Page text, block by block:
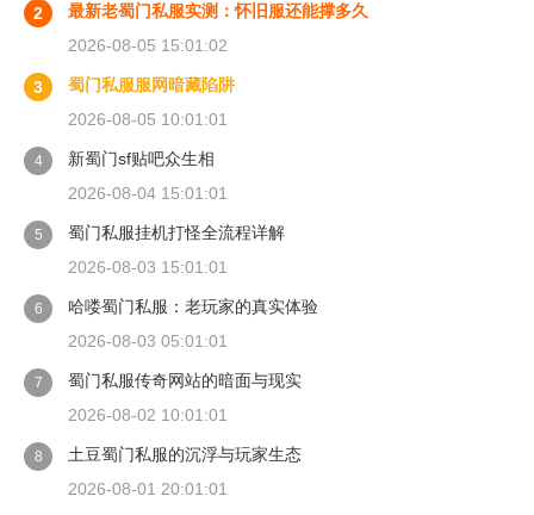
2
最新老蜀门私服实测：怀旧服还能撑多久
2026-08-05 15:01:02
3
蜀门私服服网暗藏陷阱
2026-08-05 10:01:01
4
新蜀门sf贴吧众生相
2026-08-04 15:01:01
5
蜀门私服挂机打怪全流程详解
2026-08-03 15:01:01
6
哈喽蜀门私服：老玩家的真实体验
2026-08-03 05:01:01
7
蜀门私服传奇网站的暗面与现实
2026-08-02 10:01:01
8
土豆蜀门私服的沉浮与玩家生态
2026-08-01 20:01:01